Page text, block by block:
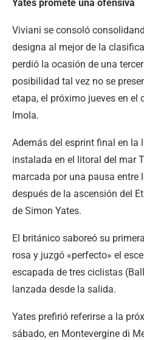
Yates promete una ofensiva
Viviani se consoló
designa al mejor de la
perdió la ocasión de una
posibilidad tal vez no se
etapa, el próximo jueves en
Imola.
Además del esprint final en la
instalada en el litoral del mar
marcada por una pausa entre
después de la ascensión del
de Simon Yates.
El británico saboreó su
rosa y juzgó «perfecto» el
escapada de tres ciclistas
lanzada desde la salida.
Yates prefirió referirse a la
sábado, en Montevergine di